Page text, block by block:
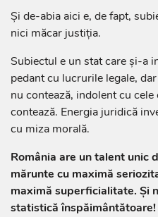
Și de-abia aici e, de fapt,
nici măcar justiția.
Subiectul e un stat care și-a
pedant cu lucrurile legale,
nu contează, indolent cu
contează. Energia juridică
cu miza morală.
România are un talent unic
mărunte cu maximă
maximă superficialitate. Și
statistică înspăimântătoare!